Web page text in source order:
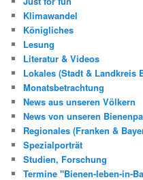
Klimawandel
Königliches
Lesung
Literatur & Videos
Lokales (Stadt & Landkreis
Monatsbetrachtung
News aus unseren Völkern
News von unseren
Regionales (Franken &
Spezialporträt
Studien, Forschung
Termine "Bienen-leben-in-